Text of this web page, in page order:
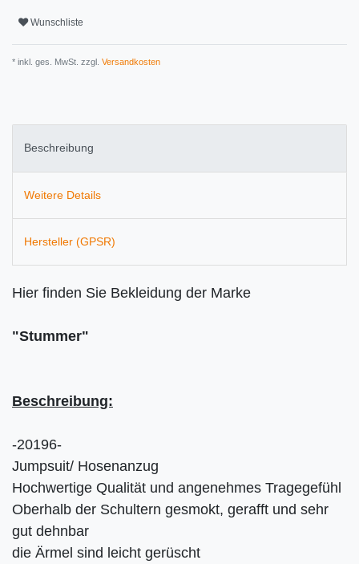
Wunschliste
* inkl. ges. MwSt. zzgl. Versandkosten
Beschreibung
Weitere Details
Hersteller (GPSR)
Hier finden Sie Bekleidung der Marke
"Stummer"
Beschreibung:
-20196-
Jumpsuit/ Hosenanzug
Hochwertige Qualität und angenehmes Tragegefühl
Oberhalb der Schultern gesmokt, gerafft und sehr
gut dehnbar
die Ärmel sind leicht gerüscht